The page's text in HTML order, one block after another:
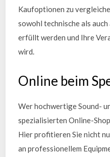
Kaufoptionen zu
sowohl technische als
erfüllt werden und Ihre
wird.
Online beim
Wer hochwertige Sound-
spezialisierten Online-
Hier profitieren Sie nicht
an professionellem